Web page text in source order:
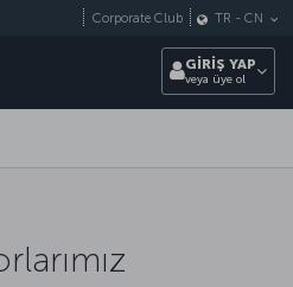
Corporate Club TR - CN
GİRİŞ YAP
veya üye ol